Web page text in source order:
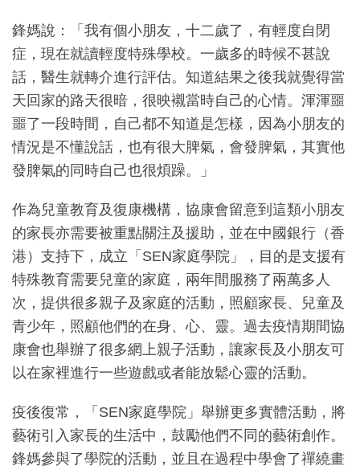
鋒媽說：「我有個小朋友，十二歲了，有輕度自閉
症，現在就讀輕度特殊學校。一歲多的時候不甚說
話，醫生就轉介進行評估。知道結果之後我就覺得當
天回家的路天很暗，很映襯當時自己的心情。渾渾噩
噩了一段時間，自己都不知道是怎樣，因為小朋友的
情況是不懂說話，也有很大脾氣，會發脾氣，其實他
發脾氣的同時自己也很煩躁。」
作為兒童教育及復康機構，協康會留意到這類小朋友
的家長亦需要被重點關注及援助，並在中國銀行（香
港）支持下，成立「SEN家庭學院」，目的是支援有
特殊教育需要兒童的家庭，兩年間服務了兩萬多人
次，提供很多親子及家庭的活動，照顧家長、兒童及
青少年，照顧他們的在身、心、靈。過去疫情期間協
康會也舉辦了很多網上親子活動，讓家長及小朋友可
以在家裡進行一些遊戲或者能放鬆心靈的活動。
疫後復常，「SEN家庭學院」舉辦更多實體活動，將
藝術引入家長的生活中，鼓勵他們不同的藝術創作。
鋒媽參與了學院的活動，並且在過程中學會了禪繞畫